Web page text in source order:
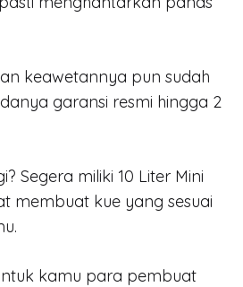
keawetannya pun sudah
garansi resmi hingga 2
Segera miliki 10 Liter Mini
membuat kue yang sesuai
kamu para pembuat